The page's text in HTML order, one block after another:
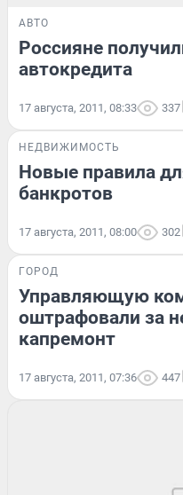
АВТО
Россияне
автокредита
17 августа, 2011, 08:33 337
НЕДВИЖИМОСТЬ
Новые правила
банкротов
17 августа, 2011, 08:00 302
ГОРОД
Управляющую
оштрафовали за
капремонт
17 августа, 2011, 07:36 447